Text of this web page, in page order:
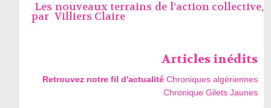
Les nouveaux terrains de l’action collective,
par Villiers Claire
Articles inédits
Retrouvez notre fil d'actualité Chroniques algériennes
Chronique Gilets Jaunes